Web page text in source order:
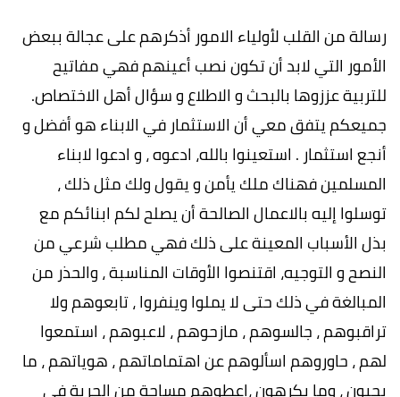
رسالة من القلب لأولياء الامور أذكرهم على عجالة ببعض
الأمور التي لابد أن تكون نصب أعينهم فهي مفاتيح
للتربية عززوها بالبحث و الاطلاع و سؤال أهل الاختصاص.
جميعكم يتفق معي أن الاستثمار في الابناء هو أفضل و
أنجع استثمار . استعينوا بالله، ادعوه ، و ادعوا لابناء
المسلمين فهناك ملك يأمن و يقول ولك مثل ذلك ،
توسلوا إليه بالاعمال الصالحة أن يصلح لكم ابنائكم مع
بذل الأسباب المعينة على ذلك فهي مطلب شرعي من
النصح و التوجيه، اقتنصوا الأوقات المناسبة ، والحذر من
المبالغة في ذلك حتى لا يملوا وينفروا ، تابعوهم ولا
تراقبوهم ، جالسوهم ، مازحوهم ، لاعبوهم ، استمعوا
لهم ، حاوروهم اسألوهم عن اهتماماتهم ، هوياتهم ، ما
يحبون ، وما يكرهون ،اعطوهم مساحة من الحرية في